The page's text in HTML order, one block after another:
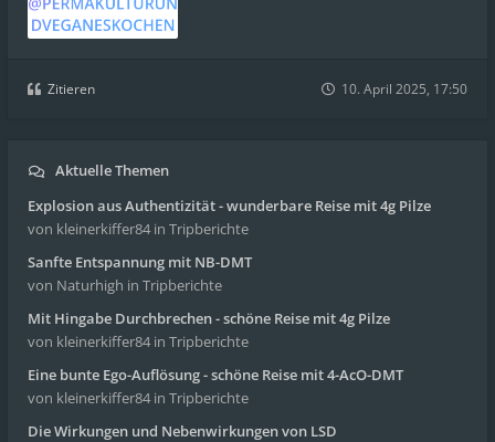
Zitieren 10. April 2025, 17:50
Aktuelle Themen
Explosion aus Authentizität - wunderbare Reise mit 4g Pilze
von kleinerkiffer84 in Tripberichte
Sanfte Entspannung mit NB-DMT
von Naturhigh in Tripberichte
Mit Hingabe Durchbrechen - schöne Reise mit 4g Pilze
von kleinerkiffer84 in Tripberichte
Eine bunte Ego-Auflösung - schöne Reise mit 4-AcO-DMT
von kleinerkiffer84 in Tripberichte
Die Wirkungen und Nebenwirkungen von LSD